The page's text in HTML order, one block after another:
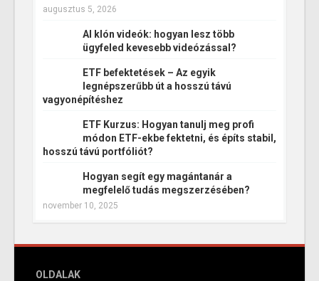
augusztus 5, 2026
AI klón videók: hogyan lesz több
ügyfeled kevesebb videózással?
ETF befektetések – Az egyik
legnépszerűbb út a hosszú távú
vagyonépítéshez
ETF Kurzus: Hogyan tanulj meg profi
módon ETF-ekbe fektetni, és építs stabil,
hosszú távú portfóliót?
Hogyan segít egy magántanár a
megfelelő tudás megszerzésében?
november 10, 2025
OLDALAK